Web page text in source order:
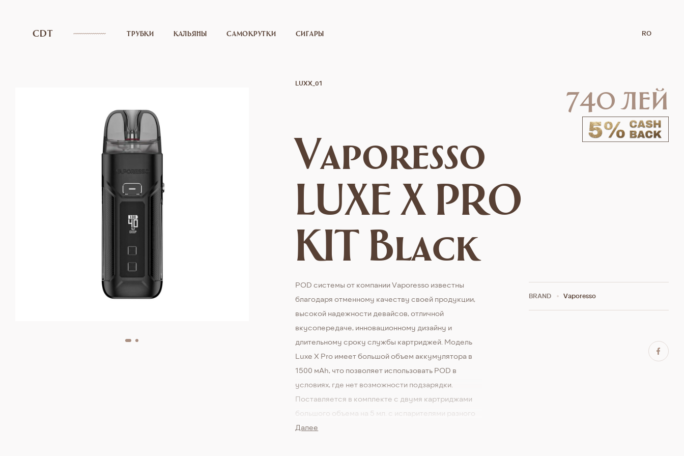
CDT ТРУБКИ КАЛЬЯНЫ САМОКРУТКИ СИГАРЫ RO
LUXX_01
Vaporesso
LUXE X PRO
KIT Black
740 лей
POD системы от компании Vaporesso известны
благодаря отменному качеству своей продукции,
высокой надежности девайсов, отличной
вкусопередаче, инновационному дизайну и
длительному сроку службы картриджей. Модель
Luxe X Pro имеет большой объем аккумулятора в
1500 мАh, что позволяет использовать POD в
условиях, где нет возможности подзарядки.
Поставляется в комплекте с двумя картриджами
большого объема на 5 мл. с испарителями разного
сопротивления. На боковой стороне есть
Далее
BRAND Vaporesso